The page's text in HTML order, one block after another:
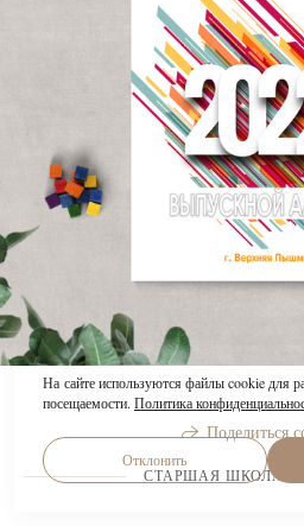
Поделиться
СТАРШАЯ ШКОЛА 9-
На сайте используются файлы cookie для
посещаемости. Политика
Отклонить